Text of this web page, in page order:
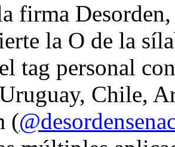
firma
la O de la
tag personal
Chile,
(